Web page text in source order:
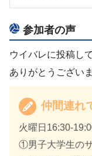
参加者の声
ウイバレに投稿し
ありがとうござい
仲間連れ
火曜日16:30-
①男子大学生の